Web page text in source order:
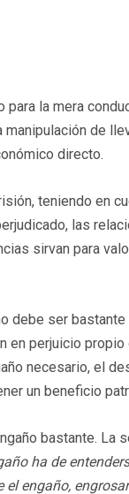
la mera
de
directo.
teniendo en
las
sirvan para
debe ser
perjuicio propio
necesario, el
un beneficio
bastante. La
ha de
engaño,